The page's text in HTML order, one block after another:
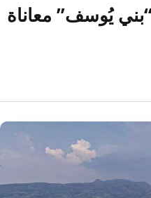
يُوسف” معاناة